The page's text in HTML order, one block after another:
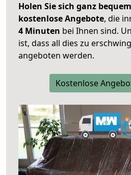
Holen Sie sich ganz
kostenlose Angebote, die
4 Minuten bei Ihnen sind.
ist, dass all dies zu
angeboten werden.
Kostenlose